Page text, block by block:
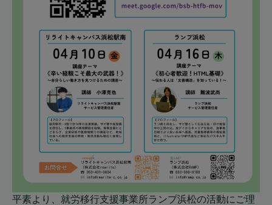
平素より、就労移行支援事業所ランプ浜松の活動にご理